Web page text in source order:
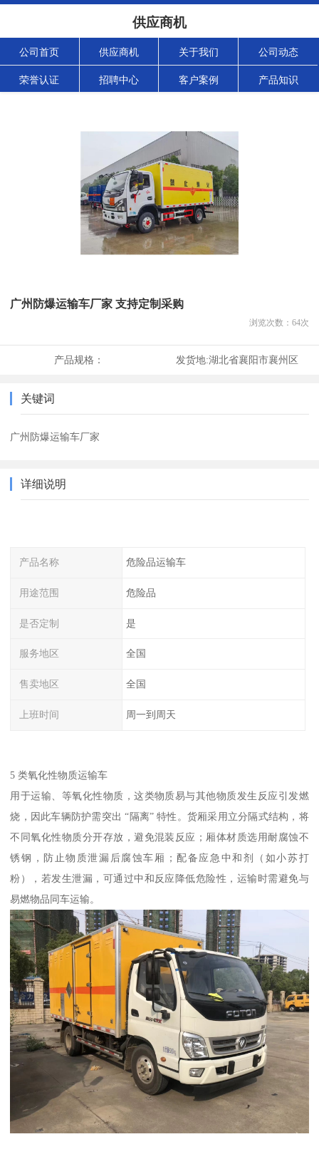
供应商机
公司首页 供应商机 关于我们 公司动态
荣誉认证 招聘中心 客户案例 产品知识
广州防爆运输车厂家 支持定制采购
浏览次数： 64次
产品规格： 发货地:湖北省襄阳市襄州区
关键词
广州防爆运输车厂家
详细说明
产品名称 危险品运输车
用途范围 危险品
是否定制 是
服务地区 全国
售卖地区 全国
上班时间 周一到周天
5 类氧化性物质运输车​
用于运输、等氧化性物质，这类物质易与其他物质发生反应引发燃
烧，因此车辆防护需突出 “隔离” 特性。货厢采用立分隔式结构，将
不同氧化性物质分开存放，避免混装反应；厢体材质选用耐腐蚀不
锈钢，防止物质泄漏后腐蚀车厢；配备应急中和剂（如小苏打
粉），若发生泄漏，可通过中和反应降低危险性，运输时需避免与
易燃物品同车运输。​